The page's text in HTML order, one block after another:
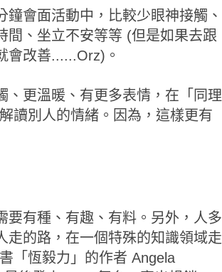
會面活動中，比較少眼神接觸、
間、坐立不安等等 (但是如果去跟
會改善......Orz)。
、更溫暖、有更多表情，在「同理
讀別人的情緒。因為，這樣更有
要有種、有趣、有料。另外，人多
走的路，在一個特殊的知識領域走
「恆毅力」的作者 Angela